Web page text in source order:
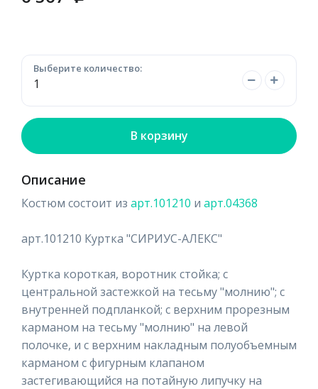
Выберите количество:
В корзину
Описание
Костюм состоит из арт.101210 и арт.04368
арт.101210 Куртка "СИРИУС-АЛЕКС"
Куртка короткая, воротник стойка; с
центральной застежкой на тесьму "молнию"; с
внутренней подпланкой; с верхним прорезным
карманом на тесьму "молнию" на левой
полочке, и с верхним накладным полуобъемным
карманом с фигурным клапаном
застегивающийся на потайную липучку на